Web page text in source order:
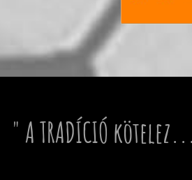
" A TRADÍCIÓ